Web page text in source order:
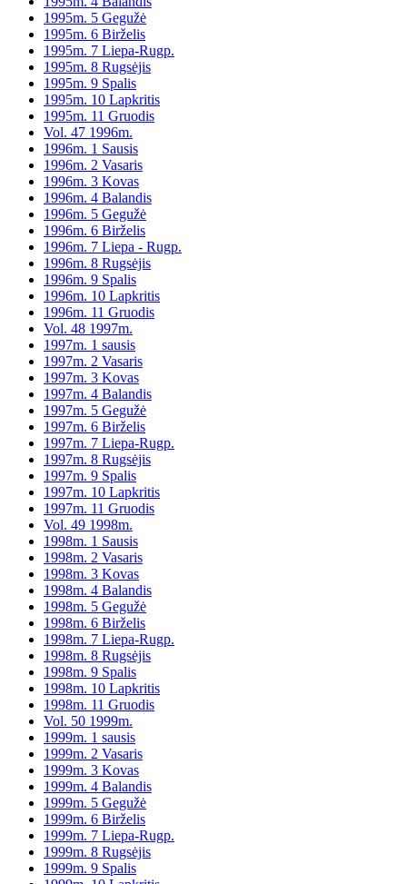
1995m. 5 Gegužė
1995m. 6 Birželis
1995m. 7 Liepa-Rugp.
1995m. 8 Rugsėjis
1995m. 9 Spalis
1995m. 10 Lapkritis
1995m. 11 Gruodis
Vol. 47 1996m.
1996m. 1 Sausis
1996m. 2 Vasaris
1996m. 3 Kovas
1996m. 4 Balandis
1996m. 5 Gegužė
1996m. 6 Birželis
1996m. 7 Liepa - Rugp.
1996m. 8 Rugsėjis
1996m. 9 Spalis
1996m. 10 Lapkritis
1996m. 11 Gruodis
Vol. 48 1997m.
1997m. 1 sausis
1997m. 2 Vasaris
1997m. 3 Kovas
1997m. 4 Balandis
1997m. 5 Gegužė
1997m. 6 Birželis
1997m. 7 Liepa-Rugp.
1997m. 8 Rugsėjis
1997m. 9 Spalis
1997m. 10 Lapkritis
1997m. 11 Gruodis
Vol. 49 1998m.
1998m. 1 Sausis
1998m. 2 Vasaris
1998m. 3 Kovas
1998m. 4 Balandis
1998m. 5 Gegužė
1998m. 6 Birželis
1998m. 7 Liepa-Rugp.
1998m. 8 Rugsėjis
1998m. 9 Spalis
1998m. 10 Lapkritis
1998m. 11 Gruodis
Vol. 50 1999m.
1999m. 1 sausis
1999m. 2 Vasaris
1999m. 3 Kovas
1999m. 4 Balandis
1999m. 5 Gegužė
1999m. 6 Birželis
1999m. 7 Liepa-Rugp.
1999m. 8 Rugsėjis
1999m. 9 Spalis